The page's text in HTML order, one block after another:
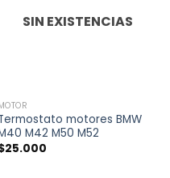
SIN EXISTENCIAS
motores BMW
M42 M50 M52
25.000